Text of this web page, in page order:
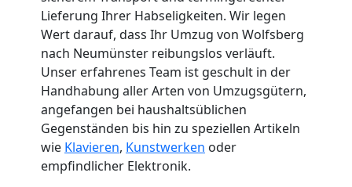
Lieferung Ihrer Habseligkeiten. Wir legen
Wert darauf, dass Ihr Umzug von Wolfsberg
nach Neumünster reibungslos verläuft.
Unser erfahrenes Team ist geschult in der
Handhabung aller Arten von Umzugsgütern,
angefangen bei haushaltsüblichen
Gegenständen bis hin zu speziellen Artikeln
wie Klavieren, Kunstwerken oder
empfindlicher Elektronik.